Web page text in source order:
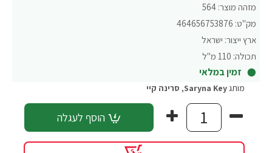
מזהה מוצר: 564
מק"ט: 464656753876
ארץ ייצור: ישראל
תכולה: 110 מ"ל
זמין במלאי
מותגSaryna Key
, סרינה קיי
הוסף לעגלה